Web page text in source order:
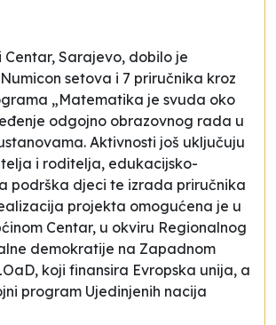
Sarajevo, dobilo je
setova i 7 priručnika kroz
„Matematika je svuda oko
odgojno obrazovnog rada u
Aktivnosti još uključuju
i roditelja, edukacijsko-
podrška djeci te izrada priručnika
projekta omogućena je u
Centar, u okviru Regionalnog
demokratije na Zapadnom
koji finansira Evropska unija, a
program Ujedinjenih nacija